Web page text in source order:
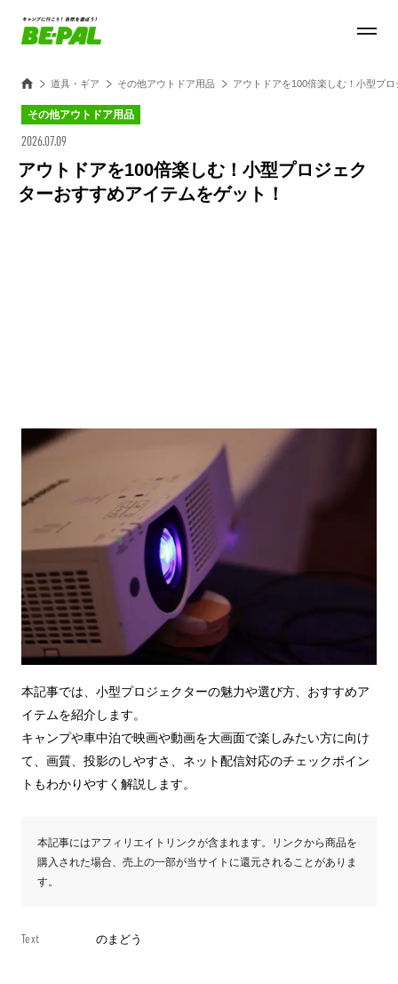
道具・ギア その他アウトドア用品 アウトドアを100倍楽しむ！小型プ
その他アウトドア用品
2026.07.09
アウトドアを100倍楽しむ！小型プロジェク
ターおすすめアイテムをゲット！
本記事では、小型プロジェクターの魅力や選び方、おすすめア
イテムを紹介します。
キャンプや車中泊で映画や動画を大画面で楽しみたい方に向け
て、画質、投影のしやすさ、ネット配信対応のチェックポイン
トもわかりやすく解説します。
本記事にはアフィリエイトリンクが含まれます。リンクから商品を
購入された場合、売上の一部が当サイトに還元されることがありま
す。
Text のまどう